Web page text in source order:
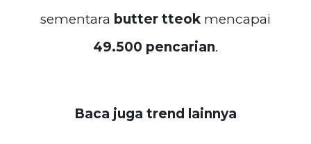
sementara butter tteok mencapai
49.500 pencarian.
Baca juga trend lainnya